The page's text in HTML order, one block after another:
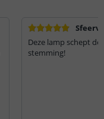
Deze lamp schept de
stemming!